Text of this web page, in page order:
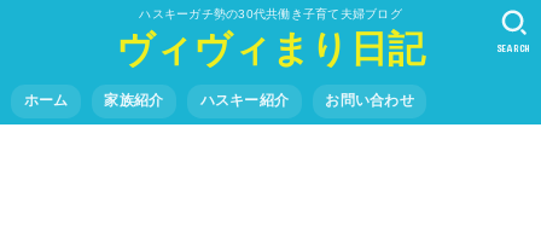
ハスキーガチ勢の30代共働き子育て夫婦ブログ
ヴィヴィまり日記
ホーム 家族紹介 ハスキー紹介 お問い合わせ
SEARCH